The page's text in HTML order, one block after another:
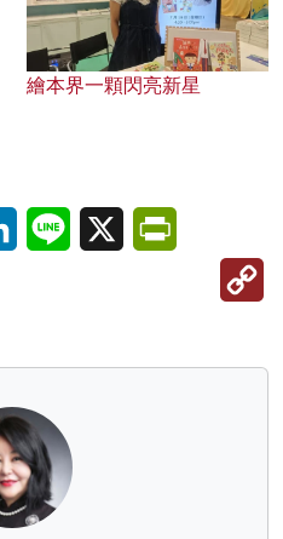
繪本界一顆閃亮新星
LinkedInLine X